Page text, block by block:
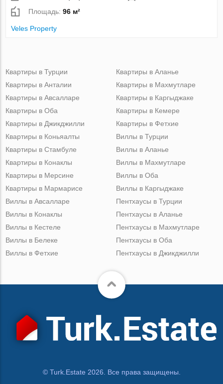
Площадь:96 м²
Veles Property
Квартиры в Турции
Квартиры в Анталии
Квартиры в Авсалларе
Квартиры в Оба
Квартиры в Джикджилли
Квартиры в Аланье
Квартиры в Махмутларе
Квартиры в Каргыджаке
Квартиры в Кемере
Квартиры в Фетхие
Квартиры в Коньяалты
Квартиры в Стамбуле
Квартиры в Конаклы
Квартиры в Мерсине
Квартиры в Мармарисе
Виллы в Турции
Виллы в Аланье
Виллы в Махмутларе
Виллы в Оба
Виллы в Каргыджаке
Виллы в Авсалларе
Виллы в Конаклы
Виллы в Кестеле
Виллы в Белеке
Виллы в Фетхие
Пентхаусы в Турции
Пентхаусы в Аланье
Пентхаусы в Махмутларе
Пентхаусы в Оба
Пентхаусы в Джикджилли
© Turk.Estate 2026. Все права защищены.